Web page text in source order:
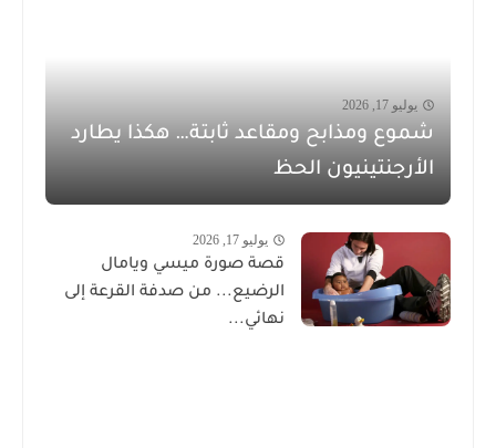
يوليو 17, 2026
شموع ومذابح ومقاعد ثابتة… هكذا يطارد
الأرجنتينيون الحظ
يوليو 17, 2026
قصة صورة ميسي ويامال
الرضيع... من صدفة القرعة إلى
نهائي...